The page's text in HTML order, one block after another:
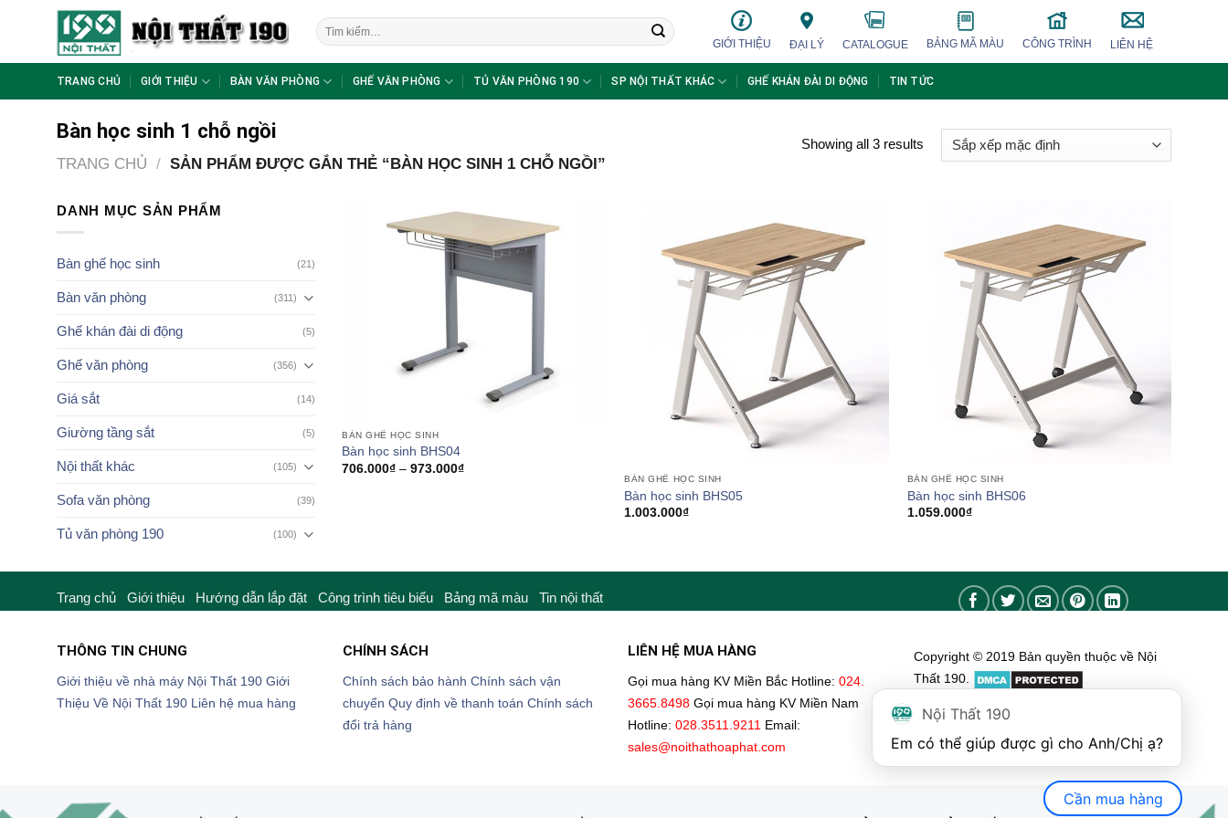
Tìm
kiếm:
GIỚI THIỆU ĐẠI LÝ CATALOGUE BẢNG MÃ MÀU CÔNG TRÌNH LIÊN HỆ
TRANG CHỦ GIỚI THIỆU BÀN VĂN PHÒNG GHẾ VĂN PHÒNG TỦ VĂN PHÒNG 190 SP NỘI THẤT KHÁC GHẾ KHÁN ĐÀI DI ĐỘNG TIN TỨC
Bàn học sinh 1 chỗ ngồi
TRANG CHỦ / SẢN PHẨM ĐƯỢC GẮN THẺ “BÀN HỌC SINH 1 CHỖ NGỒI”
Showing all 3 results
DANH MỤC SẢN PHẨM
Bàn ghế học sinh (21)
Bàn văn phòng (311)
Ghế khán đài di động (5)
Ghế văn phòng (356)
Giá sắt (14)
Giường tầng sắt (5)
Nội thất khác (105)
Sofa văn phòng (39)
Tủ văn phòng 190 (100)
BÀN GHẾ HỌC SINH
Bàn học sinh BHS04
706.000₫ – 973.000₫Khoảng
BÀN GHẾ HỌC SINH
Bàn học sinh BHS05
1.003.000₫
BÀN GHẾ HỌC SINH
Bàn học sinh BHS06
1.059.000₫
Trang chủ Giới thiệu Hướng dẫn lắp đặt Công trình tiêu biểu Bảng mã màu Tin nội thất
THÔNG TIN CHUNG
Giới thiệu về nhà máy Nội Thất 190 Giới
Thiệu Về Nội Thất 190 Liên hệ mua hàng
CHÍNH SÁCH
Chính sách bảo hành Chính sách vận
chuyển Quy định về thanh toán Chính sách
đổi trả hàng
LIÊN HỆ MUA HÀNG
Gọi mua hàng KV Miền Bắc Hotline: 024.
3665.8498 Gọi mua hàng KV Miền Nam
Hotline: 028.3511.9211 Email:
sales@noithathoaphat.com
Copyright © 2019 Bản quyền thuộc về Nội
Thất 190.
Nội Thất 190
Cần mua hàng